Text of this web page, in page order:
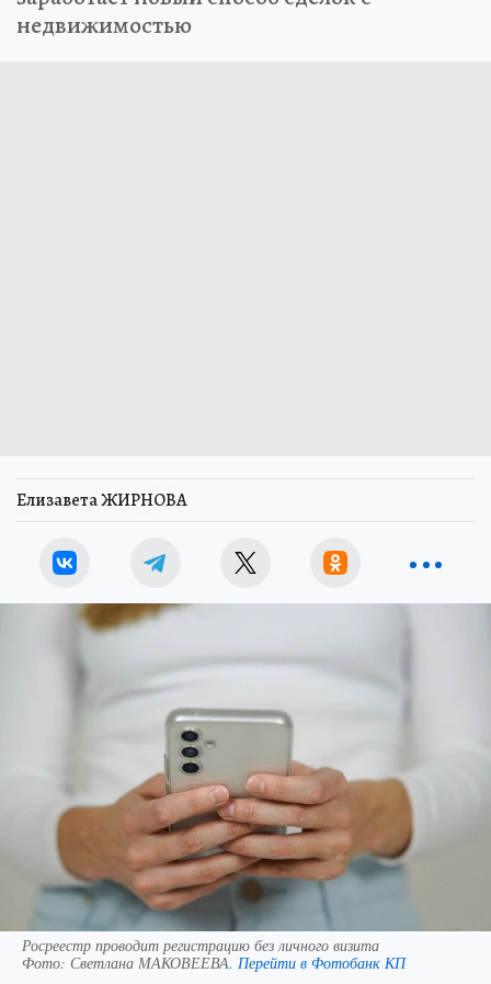
недвижимостью
Елизавета ЖИРНОВА
Росреестр проводит регистрацию без личного визита
Фото: Светлана МАКОВЕЕВА. Перейти в Фотобанк КП